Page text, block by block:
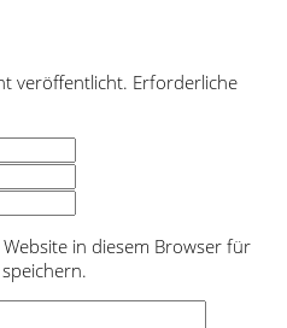
veröffentlicht. Erforderliche
in diesem Browser für